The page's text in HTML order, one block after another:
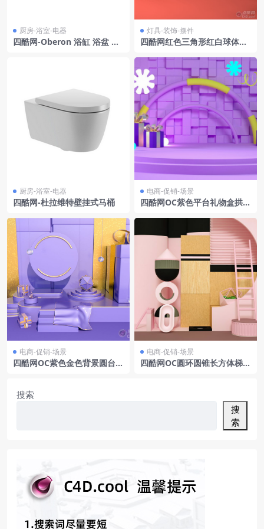
厨房-浴室-电器
四酷网-Oberon 浴缸 浴盆 浴
灯具-装饰-摆件
四酷网红色三角形红白球体红
厨房-浴室-电器
四酷网-杜拉维特壁挂式马桶
电商-促销-场景
四酷网OC紫色平台礼物盒拱形
电商-促销-场景
四酷网OC紫色金色背景圆台金
电商-促销-场景
四酷网OC圆环圆锥长方体梯子
搜索
搜
索